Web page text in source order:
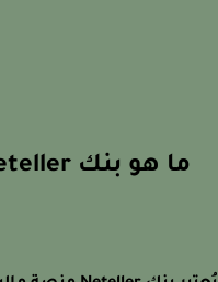
ما هو بنك Neteller؟